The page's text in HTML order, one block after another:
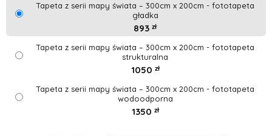
Tapeta z serii mapy świata – 300cm x 200cm - fototapeta
gładka
893 zł
Tapeta z serii mapy świata – 300cm x 200cm - fototapeta
strukturalna
1050 zł
Tapeta z serii mapy świata – 300cm x 200cm - fototapeta
wodoodporna
1350 zł